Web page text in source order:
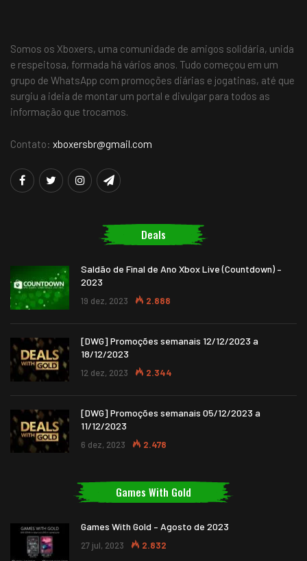
Somos os Xboxers, uma comunidade de amigos solidária, unida
e respeitosa, formada há vários anos. Tudo começou em um
grupo de WhatsApp com promoções diárias e jogatinas, até que
surgiu a ideia de montar um portal e divulgar para todos as
informação que trocamos.
Contato: xboxersbr@gmail.com
Deals
Saldão de Final de Ano Xbox Live (Countdown) –
2023
19 dez, 2023 2.888
[DWG] Promoções semanais 12/12/2023 a
18/12/2023
12 dez, 2023 2.344
[DWG] Promoções semanais 05/12/2023 a
11/12/2023
6 dez, 2023 2.478
Games With Gold
Games With Gold – Agosto de 2023
27 jul, 2023 2.832